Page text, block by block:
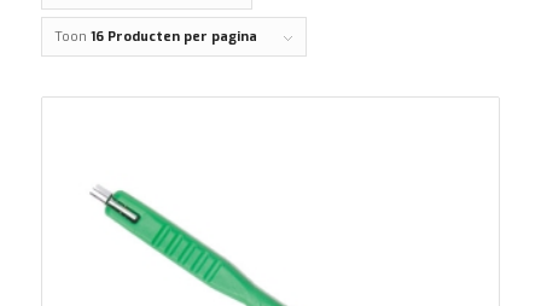
Toon 16 Producten per pagina